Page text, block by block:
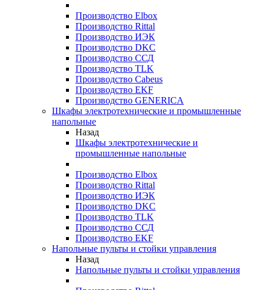
Производство Elbox
Производство Rittal
Производство ИЭК
Производство DKC
Производство ССД
Производство TLK
Производство Cabeus
Производство EKF
Производство GENERICA
Шкафы электротехнические и промышленные
напольные
Назад
Шкафы электротехнические и
промышленные напольные
Производство Elbox
Производство Rittal
Производство ИЭК
Производство DKC
Производство TLK
Производство ССД
Производство EKF
Напольные пульты и стойки управления
Назад
Напольные пульты и стойки управления